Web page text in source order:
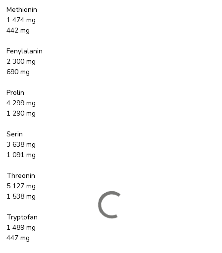
Methionin
1 474 mg
442 mg
Fenylalanin
2 300 mg
690 mg
Prolin
4 299 mg
1 290 mg
Serin
3 638 mg
1 091 mg
Threonin
5 127 mg
1 538 mg
Tryptofan
1 489 mg
447 mg